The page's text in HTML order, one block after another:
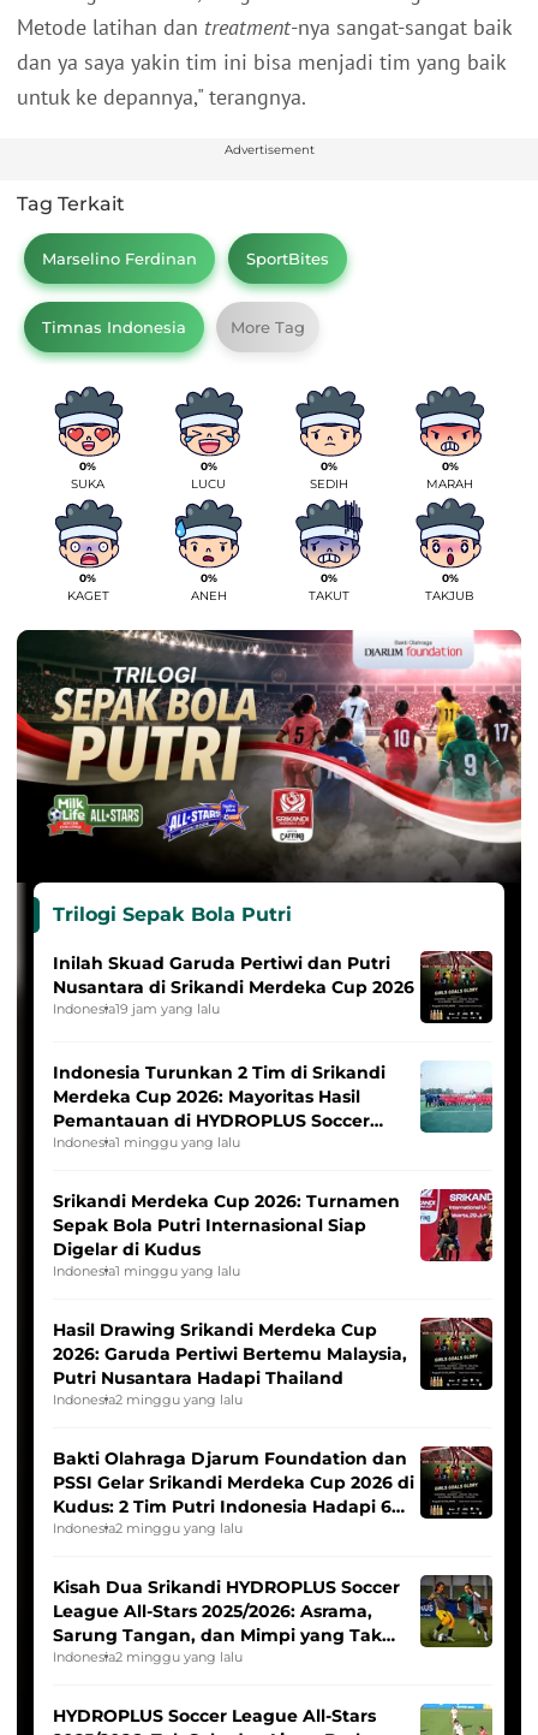
Metode latihan dan treatment-nya sangat-sangat baik
dan ya saya yakin tim ini bisa menjadi tim yang baik
untuk ke depannya," terangnya.
Advertisement
Tag Terkait
Marselino Ferdinan SportBites
Timnas Indonesia More Tag
0%
SUKA
0%
LUCU
0%
SEDIH
0%
MARAH
0%
KAGET
0%
ANEH
0%
TAKUT
0%
TAKJUB
Trilogi Sepak Bola Putri
Inilah Skuad Garuda Pertiwi dan Putri
Nusantara di Srikandi Merdeka Cup 2026
Indonesia19 jam yang lalu
Indonesia Turunkan 2 Tim di Srikandi
Merdeka Cup 2026: Mayoritas Hasil
Pemantauan di HYDROPLUS Soccer
League
Indonesia1 minggu yang lalu
Srikandi Merdeka Cup 2026: Turnamen
Sepak Bola Putri Internasional Siap
Digelar di Kudus
Indonesia1 minggu yang lalu
Hasil Drawing Srikandi Merdeka Cup
2026: Garuda Pertiwi Bertemu Malaysia,
Putri Nusantara Hadapi Thailand
Indonesia2 minggu yang lalu
Bakti Olahraga Djarum Foundation dan
PSSI Gelar Srikandi Merdeka Cup 2026 di
Kudus: 2 Tim Putri Indonesia Hadapi 6
Tim Asia
Indonesia2 minggu yang lalu
Kisah Dua Srikandi HYDROPLUS Soccer
League All-Stars 2025/2026: Asrama,
Sarung Tangan, dan Mimpi yang Tak
Pernah Padam
Indonesia2 minggu yang lalu
HYDROPLUS Soccer League All-Stars